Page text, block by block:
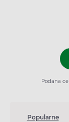
Podana
Popularne